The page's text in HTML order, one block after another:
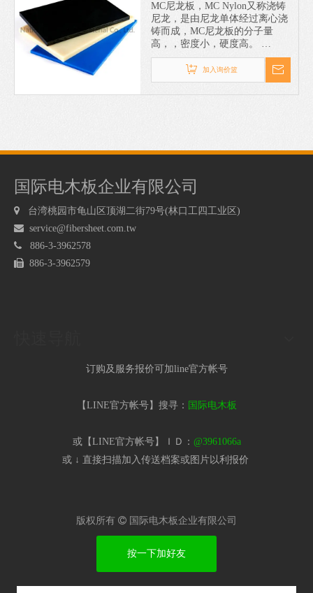
MC尼龙板，MC Nylon又称浇铸
尼龙，是由尼龙单体经过离心浇
铸而成，MC尼龙板的分子量
高，，密度小，硬度高。
MC尼龙板特性: :MC尼龙的摩擦
係数低，自润滑性能好、耐磨性
佳、防腐、绝缘、寿命长，加工
快。
加入询价篮
国际电木板企业有限公司
 台湾桃园市龟山区顶湖二街79号(林口工四工业区)
 service@fibersheet.com.tw
 886-3-3962578
 886-3-3962579
订购及服务报价可加line官方帐号
【LINE官方帐号】搜寻： 国际电木板
或【LINE官方帐号】ＩＤ： @3961066a
或 ↓ 直接扫描加入传送档案或图片以利报价​
版权所有  国际电木板企业有限公司
按一下加好友